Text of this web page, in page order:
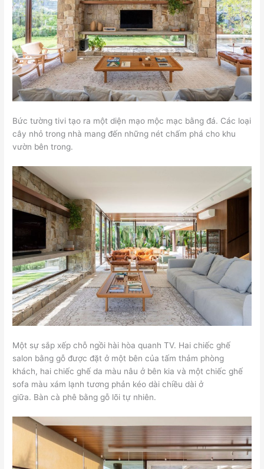
Bức tường tivi tạo ra một diện mạo mộc mạc bằng đá. Các loại
cây nhỏ trong nhà mang đến những nét chấm phá cho khu
vườn bên trong.
Một sự sắp xếp chỗ ngồi hài hòa quanh TV. Hai chiếc ghế
salon bằng gỗ được đặt ở một bên của tấm thảm phòng
khách, hai chiếc ghế da màu nâu ở bên kia và một chiếc ghế
sofa màu xám lạnh tương phản kéo dài chiều dài ở
giữa. Bàn cà phê bằng gỗ lõi tự nhiên.